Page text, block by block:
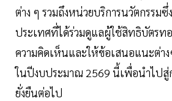
ต่าง ๆ รวมถึงหน่วยบริการนวัตกรรมซึ่
ประเทศที่ได้ร่วมดูแลผู้ใช้สิทธิบัตรท
ความคิดเห็นและให้ข้อเสนอแนะต่าง
ในปีงบประมาณ 2569 นี้เพื่อนำไป
ยั่งยืนต่อไป